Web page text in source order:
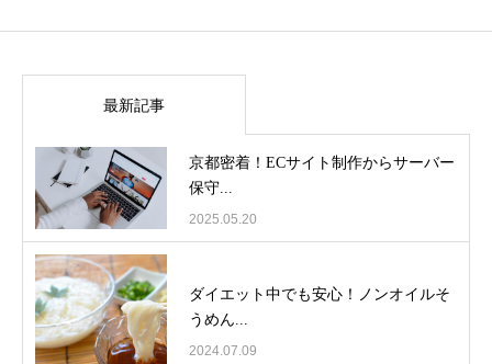
最新記事
京都密着！ECサイト制作からサーバー
保守...
2025.05.20
ダイエット中でも安心！ノンオイルそ
うめん...
2024.07.09